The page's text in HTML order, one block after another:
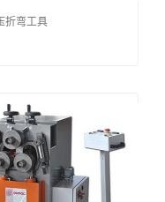
折弯工具